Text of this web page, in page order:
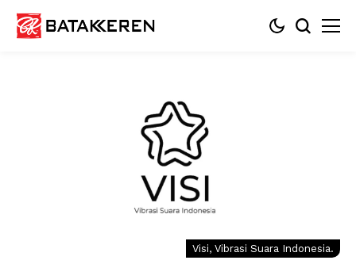
Visi, Vibrasi Suara Indonesia.